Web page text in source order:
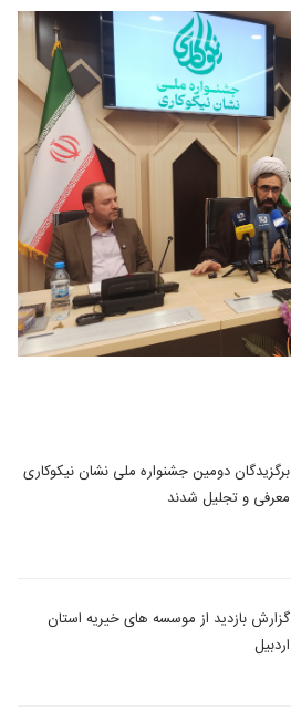
برگزیدگان دومین جشنواره ملی نشان نیکوکاری
معرفی و تجلیل شدند
گزارش بازدید از موسسه های خیریه استان
اردبیل